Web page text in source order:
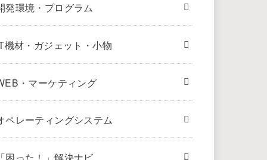
発環境・プログラム
機材・ガジェット・小物
・マーケティング
ペレーティングシステム
困った！」解決ナビ